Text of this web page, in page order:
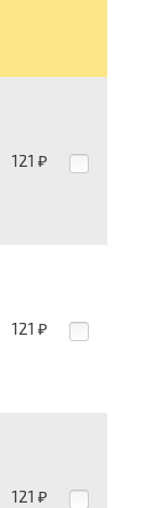
121 ₽
121 ₽
121 ₽